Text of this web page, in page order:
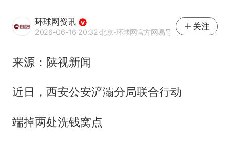
环球网资讯
2026-06-16 20:32·北京·环球网官方网易号
关注
来源：陕视新闻
近日，西安公安浐灞分局联合行动
端掉两处洗钱窝点